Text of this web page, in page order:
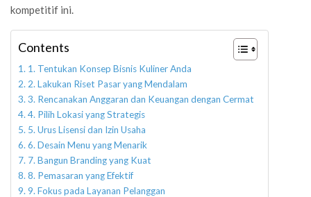
kompetitif ini.
Contents
1. Tentukan Konsep Bisnis Kuliner Anda
2. Lakukan Riset Pasar yang Mendalam
3. Rencanakan Anggaran dan Keuangan dengan Cermat
4. Pilih Lokasi yang Strategis
5. Urus Lisensi dan Izin Usaha
6. Desain Menu yang Menarik
7. Bangun Branding yang Kuat
8. Pemasaran yang Efektif
9. Fokus pada Layanan Pelanggan